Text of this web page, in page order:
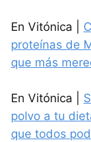
En Vitónica |
proteínas de
que más
En Vitónica |
polvo a tu
que todos